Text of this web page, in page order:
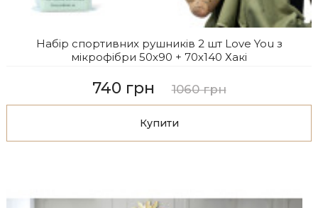
Набір спортивних рушників 2 шт Love You з
мікрофібри 50х90 + 70х140 Хакі
740 грн 1060 грн
Купити